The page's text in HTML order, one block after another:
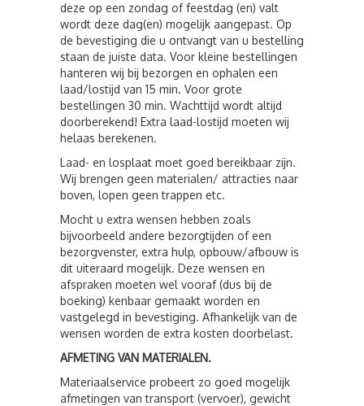
deze op een zondag of feestdag (en) valt
wordt deze dag(en) mogelijk aangepast. Op
de bevestiging die u ontvangt van u bestelling
staan de juiste data. Voor kleine bestellingen
hanteren wij bij bezorgen en ophalen een
laad/lostijd van 15 min. Voor grote
bestellingen 30 min. Wachttijd wordt altijd
doorberekend! Extra laad-lostijd moeten wij
helaas berekenen.
Laad- en losplaat moet goed bereikbaar zijn.
Wij brengen geen materialen/ attracties naar
boven, lopen geen trappen etc.
Mocht u extra wensen hebben zoals
bijvoorbeeld andere bezorgtijden of een
bezorgvenster, extra hulp, opbouw/afbouw is
dit uiteraard mogelijk. Deze wensen en
afspraken moeten wel vooraf (dus bij de
boeking) kenbaar gemaakt worden en
vastgelegd in bevestiging. Afhankelijk van de
wensen worden de extra kosten doorbelast.
AFMETING VAN MATERIALEN.
Materiaalservice probeert zo goed mogelijk
afmetingen van transport (vervoer), gewicht